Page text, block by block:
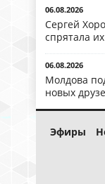
06.08.2026
Сергей
спрятала
06.08.2026
Молдова
новых
Эфиры